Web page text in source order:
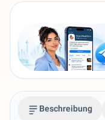
Beschreibung